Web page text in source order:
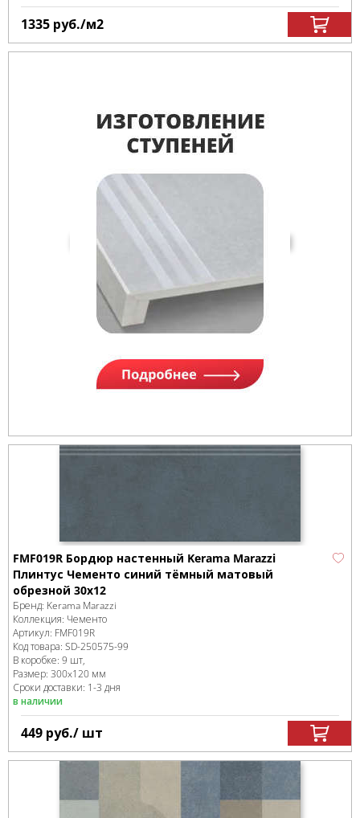
1335 руб./м2
FMF019R Бордюр настенный Kerama Marazzi
Плинтус Чементо синий тёмный матовый
обрезной 30x12
Бренд: Kerama Marazzi
Коллекция: Чементо
Артикул: FMF019R
Код товара: SD-250575-99
В коробке: 9 шт,
Размер: 300x120 мм
Сроки доставки: 1-3 дня
в наличии
449 руб./ шт